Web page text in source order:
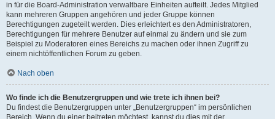
in für die Board-Administration verwaltbare Einheiten aufteilt. Jedes Mitglied
kann mehreren Gruppen angehören und jeder Gruppe können
Berechtigungen zugeteilt werden. Dies erleichtert es den Administratoren,
Berechtigungen für mehrere Benutzer auf einmal zu ändern und sie zum
Beispiel zu Moderatoren eines Bereichs zu machen oder ihnen Zugriff zu
einem nichtöffentlichen Forum zu geben.
Nach oben
Wo finde ich die Benutzergruppen und wie trete ich ihnen bei?
Du findest die Benutzergruppen unter „Benutzergruppen“ im persönlichen
Bereich. Wenn du einer beitreten möchtest, kannst du dies mit der